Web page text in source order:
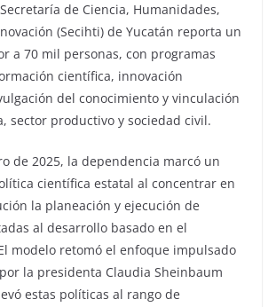
de Ciencia, Humanidades,
(Secihti) de Yucatán reporta un
a 70 mil personas, con programas
científica, innovación
del conocimiento y vinculación
sector productivo y sociedad civil.
de 2025, la dependencia marcó un
científica estatal al concentrar en
la planeación y ejecución de
al desarrollo basado en el
modelo retomó el enfoque impulsado
la presidenta Claudia Sheinbaum
estas políticas al rango de